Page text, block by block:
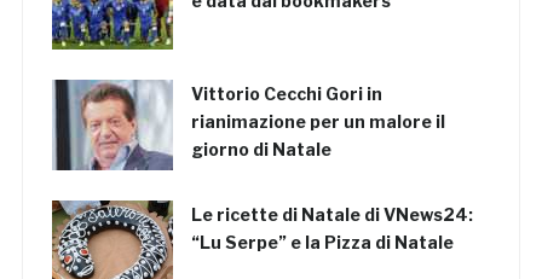
Vittorio Cecchi Gori in
rianimazione per un malore il
giorno di Natale
Le ricette di Natale di VNews24:
“Lu Serpe” e la Pizza di Natale